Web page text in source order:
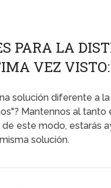
PARA LA
VEZ
solución diferente a
Mantennos al
este modo, estarás
solución.